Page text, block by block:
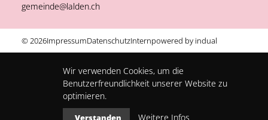
gemeinde@lalden.ch
© 2026ImpressumDatenschutzInternpowered by indual
Wir verwenden Cookies, um die
Benutzerfreundlichkeit unserer Website zu
optimieren.
Verstanden Weitere Infos